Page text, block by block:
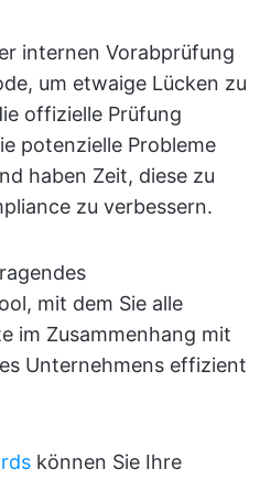
internen Vorabprüfung
um etwaige Lücken zu
offizielle Prüfung
potenzielle Probleme
haben Zeit, diese zu
zu verbessern.
mit dem Sie alle
im Zusammenhang mit
Unternehmens effizient
können Sie Ihre